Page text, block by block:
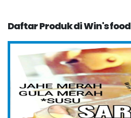
Daftar Produk di Win's food